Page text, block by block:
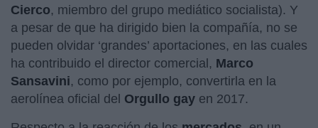
Cierco, miembro del grupo mediático socialista). Y
a pesar de que ha dirigido bien la compañía, no se
pueden olvidar ‘grandes’ aportaciones, en las cuales
ha contribuido el director comercial, Marco
Sansavini, como por ejemplo, convertirla en la
aerolínea oficial del Orgullo gay en 2017.